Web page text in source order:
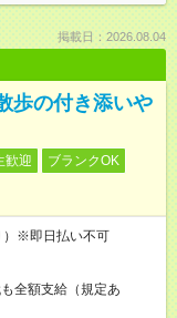
掲載日：2026.08.04
歩の付き添いや
歓迎
ブランクOK
※即日払い不可
全額支給（規定あ